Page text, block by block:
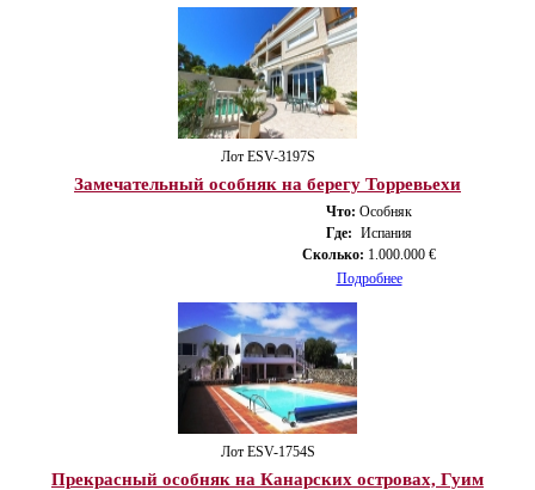
Лот ESV-3197S
Замечательный особняк на берегу Торревьехи
Что: Особняк
Где: Испания
Сколько: 1.000.000 €
Подробнее
Лот ESV-1754S
Прекрасный особняк на Канарских островах, Гуим